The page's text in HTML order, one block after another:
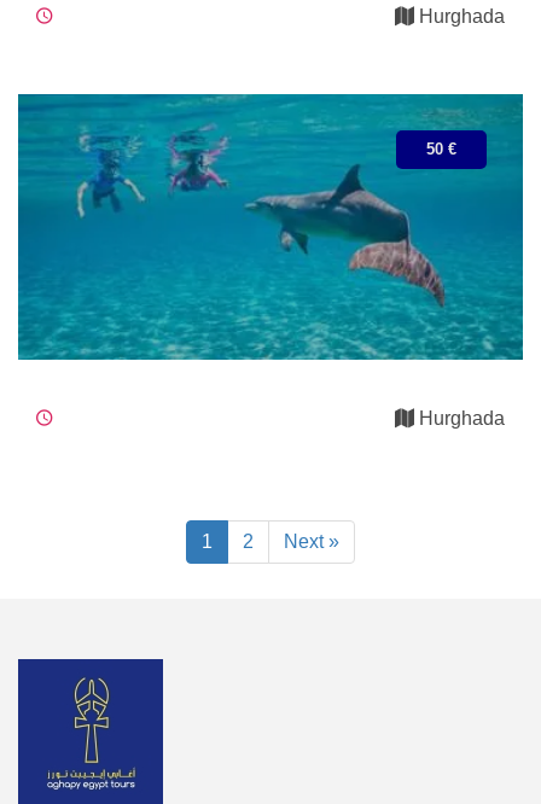
Hurghada
50 €
Hurghada
1 2 Next »